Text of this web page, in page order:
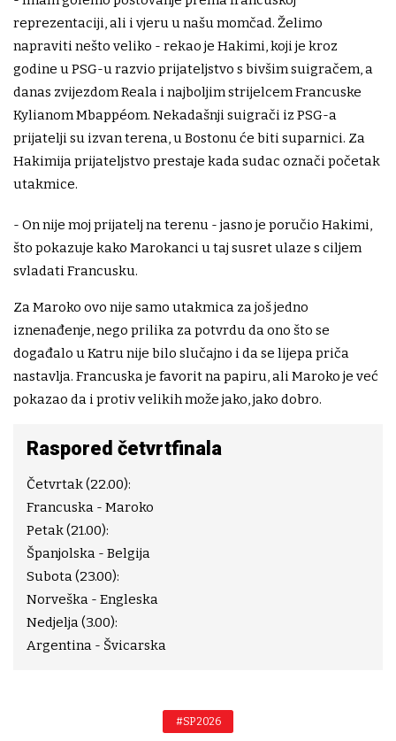
reprezentaciji, ali i vjeru u našu momčad. Želimo
napraviti nešto veliko - rekao je Hakimi, koji je kroz
godine u PSG-u razvio prijateljstvo s bivšim suigračem, a
danas zvijezdom Reala i najboljim strijelcem Francuske
Kylianom Mbappéom. Nekadašnji suigrači iz PSG-a
prijatelji su izvan terena, u Bostonu će biti suparnici. Za
Hakimija prijateljstvo prestaje kada sudac označi početak
utakmice.
- On nije moj prijatelj na terenu - jasno je poručio Hakimi,
što pokazuje kako Marokanci u taj susret ulaze s ciljem
svladati Francusku.
Za Maroko ovo nije samo utakmica za još jedno
iznenađenje, nego prilika za potvrdu da ono što se
događalo u Katru nije bilo slučajno i da se lijepa priča
nastavlja. Francuska je favorit na papiru, ali Maroko je već
pokazao da i protiv velikih može jako, jako dobro.
Raspored četvrtfinala
Četvrtak (22.00):
Francuska - Maroko
Petak (21.00):
Španjolska - Belgija
Subota (23.00):
Norveška - Engleska
Nedjelja (3.00):
Argentina - Švicarska
#SP 2026